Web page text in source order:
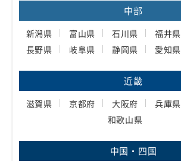
中部
新潟県 富山県 石川県 福井県
長野県
岐阜県 静岡県 愛知県
近畿
滋賀県 京都府 大阪府 兵庫県
和歌山県
中国・四国